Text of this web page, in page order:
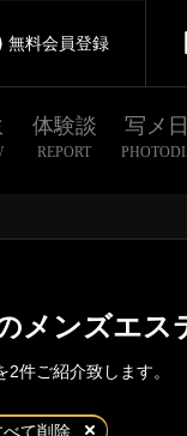
無料会員登録
体験談
REPORT
写メ
メンズエス
件ご紹介致します。
べて削除